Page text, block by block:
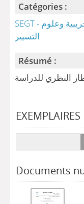
Catégories :
SEGT - مذكرات ماستر علوم اقتصادية وتجريبية وعلوم
التسيير
Résumé :
EXEMPLAIRES
Documents